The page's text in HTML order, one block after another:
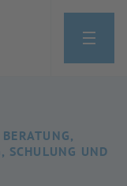
SCHULUNG UND